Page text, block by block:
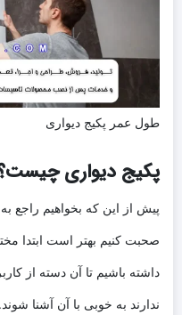
طول عمر پکیج دیواری
پکیج دیواری
پیش از این که بخواهیم راجع
صحبت کنیم بهتر است ابتدا
داشته باشیم تا آن دسته از
ندارند به خوبی با آن آشنا